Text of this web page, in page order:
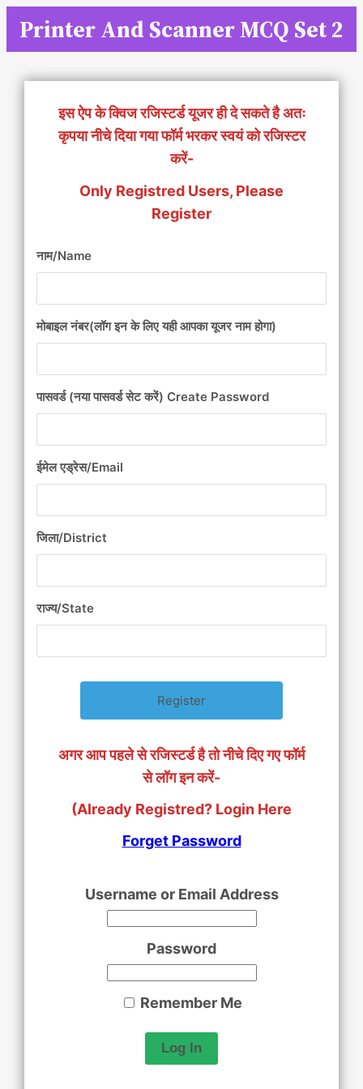
Printer And Scanner MCQ Set 2
इस ऐप के क्विज रजिस्टर्ड यूजर ही दे सकते है अतः
कृपया नीचे दिया गया फॉर्म भरकर स्वयं को रजिस्टर
करें-
Only Registred Users, Please
Register
नाम/Name
मोबाइल नंबर(लॉग इन के लिए यही आपका यूजर नाम होगा)
पासवर्ड (नया पासवर्ड सेट करें) Create Password
ईमेल एड्रेस/Email
जिला/District
राज्य/State
अगर आप पहले से रजिस्टर्ड है तो नीचे दिए गए फॉर्म
से लॉग इन करें-
(Already Registred? Login Here
Forget Password
Username or Email Address
Password
Remember Me